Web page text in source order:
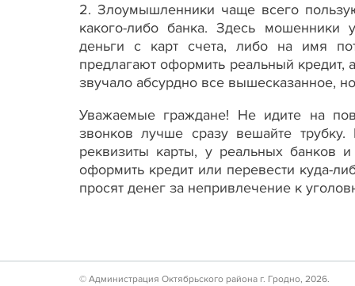
2. Злоумышленники чаще всего
какого-либо банка. Здесь мошенники
деньги с карт счета, либо на имя
предлагают оформить реальный кредит,
звучало абсурдно все вышесказанное,
Уважаемые граждане! Не идите на
звонков лучше сразу вешайте
реквизиты карты, у реальных банков
оформить кредит или перевести куда-
просят денег за непривлечение к
© Администрация Октябрьского района г. Гродно, 2026.